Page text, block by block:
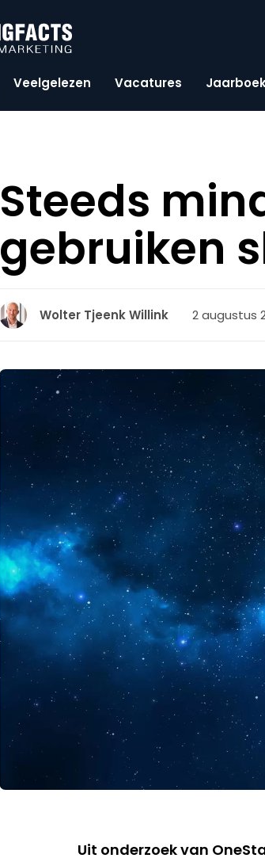
Veelgelezen Vacatures
Steeds
gebruiken
Wolter Tjeenk Willink 2 augustus
Uit onderzoek van